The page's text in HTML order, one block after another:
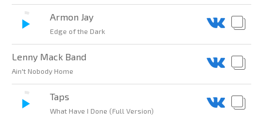
Armon Jay
Edge of the Dark
Lenny Mack Band
Ain't Nobody Home
Taps
What Have I Done (Full Version)